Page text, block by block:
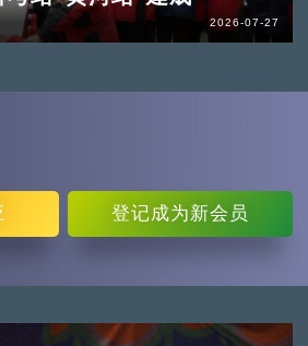
2026-07-27
登记成为新会员